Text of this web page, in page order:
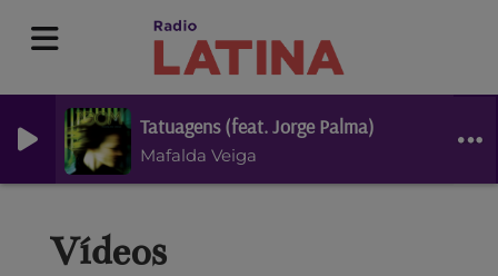
Tatuagens (feat. Jorge Palma)
Mafalda Veiga
Vídeos